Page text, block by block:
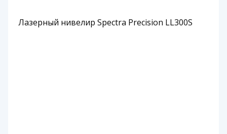
Лазерный нивелир Spectra Precision LL300S